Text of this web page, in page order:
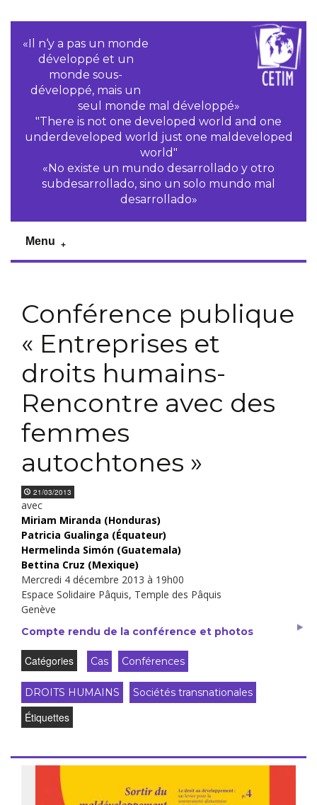
«Il n‘y a pas un monde
développé et un
monde sous-
développé, mais un
seul monde mal développé»
"There is not one developed world and one
underdeveloped world just one maldeveloped
world"
«No existe un mundo desarrollado y otro
subdesarrollado, sino un solo mundo mal
desarrollado»
Menu
Conférence publique
« Entreprises et
droits humains-
Rencontre avec des
femmes
autochtones »
21/03/2013
avec
Miriam Miranda (Honduras)
Patricia Gualinga (Équateur)
Hermelinda Simón (Guatemala)
Bettina Cruz (Mexique)
Mercredi 4 décembre 2013 à 19h00
Espace Solidaire Pâquis, Temple des Pâquis
Genève
Compte rendu de la conférence et photos
Catégories Cas Conférences
DROITS HUMAINS Sociétés transnationales
Étiquettes